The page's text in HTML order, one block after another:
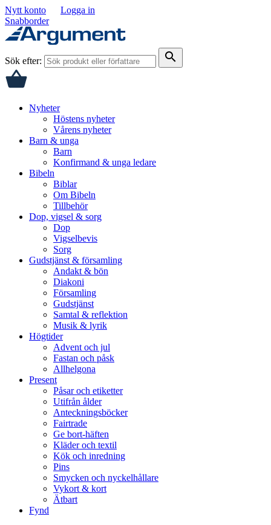
Nytt konto
Logga in
Snabborder
Sök efter: search
Nyheter
Höstens nyheter
Vårens nyheter
Barn & unga
Barn
Konfirmand & unga ledare
Bibeln
Biblar
Om Bibeln
Tillbehör
Dop, vigsel & sorg
Dop
Vigselbevis
Sorg
Gudstjänst & församling
Andakt & bön
Diakoni
Församling
Gudstjänst
Samtal & reflektion
Musik & lyrik
Högtider
Advent och jul
Fastan och påsk
Allhelgona
Present
Påsar och etiketter
Utifrån ålder
Anteckningsböcker
Fairtrade
Ge bort-häften
Kläder och textil
Kök och inredning
Pins
Smycken och nyckelhållare
Vykort & kort
Ätbart
Fynd